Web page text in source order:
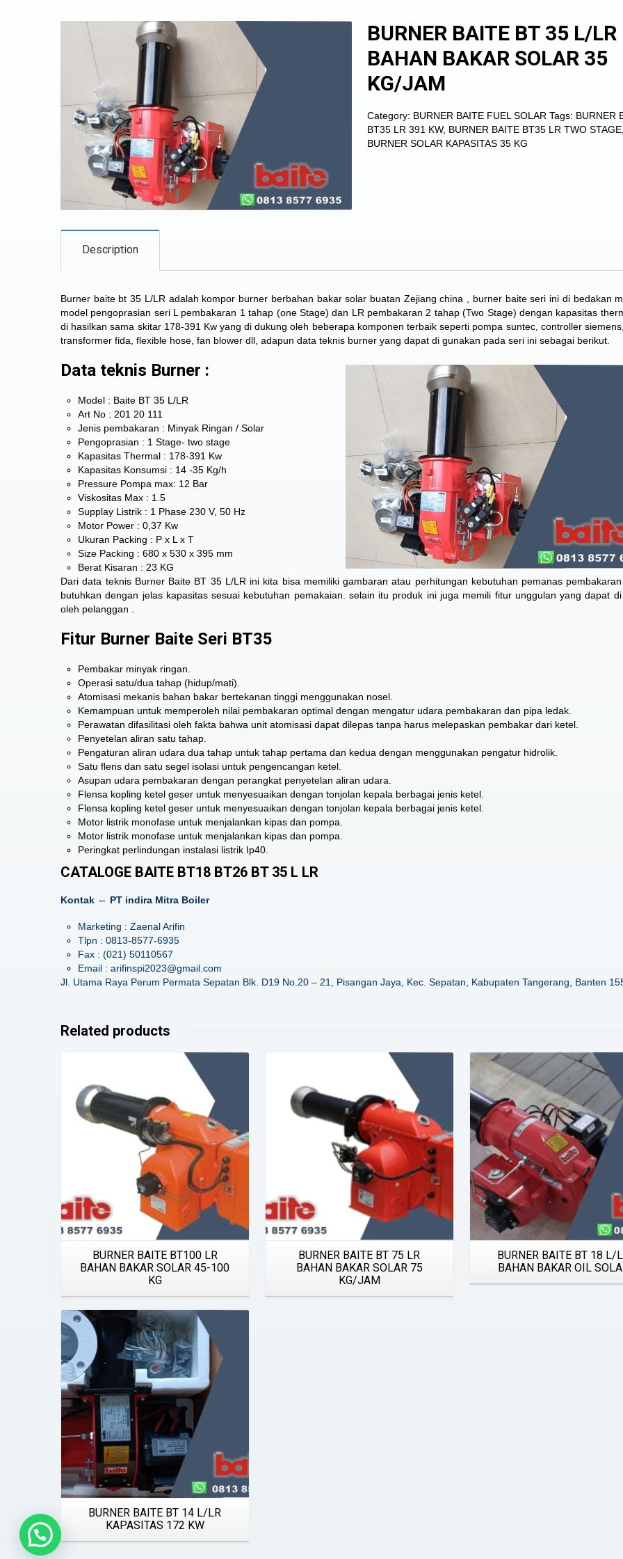
BURNER BAITE BT 35 L/LR
BAHAN BAKAR SOLAR 35
KG/JAM
Category: BURNER BAITE FUEL SOLAR Tags: BURNER
BT35 LR 391 KW, BURNER BAITE BT35 LR TWO STAGE
BURNER SOLAR KAPASITAS 35 KG
Description
Burner baite bt 35 L/LR adalah kompor burner berbahan bakar solar buatan Zejiang china , burner baite seri ini di bedakan
model pengoprasian seri L pembakaran 1 tahap (one Stage) dan LR pembakaran 2 tahap (Two Stage) dengan kapasitas
di hasilkan sama skitar 178-391 Kw yang di dukung oleh beberapa komponen terbaik seperti pompa suntec, controller
transformer fida, flexible hose, fan blower dll, adapun data teknis burner yang dapat di gunakan pada seri ini sebagai berikut.
Data teknis Burner :
Model : Baite BT 35 L/LR
Art No : 201 20 111
Jenis pembakaran : Minyak Ringan / Solar
Pengoprasian : 1 Stage- two stage
Kapasitas Thermal : 178-391 Kw
Kapasitas Konsumsi : 14 -35 Kg/h
Pressure Pompa max: 12 Bar
Viskositas Max : 1.5
Supplay Listrik : 1 Phase 230 V, 50 Hz
Motor Power : 0,37 Kw
Ukuran Packing : P x L x T
Size Packing : 680 x 530 x 395 mm
Berat Kisaran : 23 KG
Dari data teknis Burner Baite BT 35 L/LR ini kita bisa memiliki gambaran atau perhitungan kebutuhan pemanas
butuhkan dengan jelas kapasitas sesuai kebutuhan pemakaian. selain itu produk ini juga memili fitur unggulan yang dapat
oleh pelanggan .
Fitur Burner Baite Seri BT35
Pembakar minyak ringan.
Operasi satu/dua tahap (hidup/mati).
Atomisasi mekanis bahan bakar bertekanan tinggi menggunakan nosel.
Kemampuan untuk memperoleh nilai pembakaran optimal dengan mengatur udara pembakaran dan pipa ledak.
Perawatan difasilitasi oleh fakta bahwa unit atomisasi dapat dilepas tanpa harus melepaskan pembakar dari ketel.
Penyetelan aliran satu tahap.
Pengaturan aliran udara dua tahap untuk tahap pertama dan kedua dengan menggunakan pengatur hidrolik.
Satu flens dan satu segel isolasi untuk pengencangan ketel.
Asupan udara pembakaran dengan perangkat penyetelan aliran udara.
Flensa kopling ketel geser untuk menyesuaikan dengan tonjolan kepala berbagai jenis ketel.
Flensa kopling ketel geser untuk menyesuaikan dengan tonjolan kepala berbagai jenis ketel.
Motor listrik monofase untuk menjalankan kipas dan pompa.
Motor listrik monofase untuk menjalankan kipas dan pompa.
Peringkat perlindungan instalasi listrik Ip40.
CATALOGE BAITE BT18 BT26 BT 35 L LR
Kontak ⇔ PT indira Mitra Boiler
Marketing : Zaenal Arifin
Tlpn : 0813-8577-6935
Fax : (021) 50110567
Email : arifinspi2023@gmail.com
Jl. Utama Raya Perum Permata Sepatan Blk. D19 No.20 – 21, Pisangan Jaya, Kec. Sepatan, Kabupaten Tangerang, Banten
Related products
BURNER BAITE BT100 LR
BAHAN BAKAR SOLAR 45-100
KG
BURNER BAITE BT 75 LR
BAHAN BAKAR SOLAR 75
KG/JAM
Details
BURNER BAITE BT 18 L/
BAHAN BAKAR OIL
Details
BURNER BAITE BT 14 L/LR
KAPASITAS 172 KW